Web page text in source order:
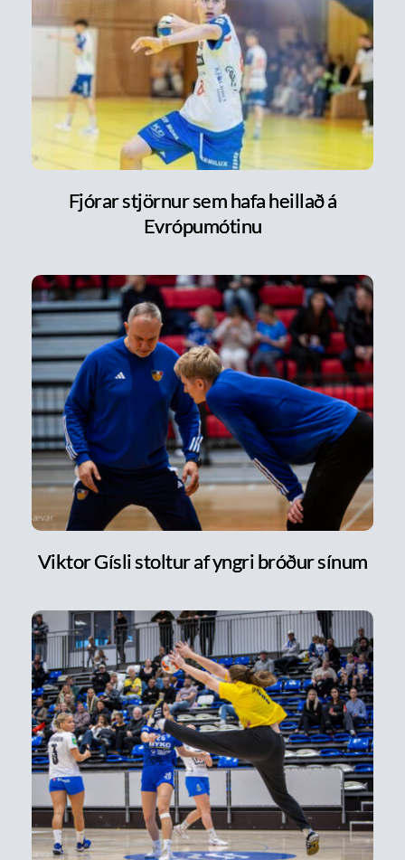
Fjórar stjörnur sem hafa heillað á
Evrópumótinu
Viktor Gísli stoltur af yngri bróður sínum